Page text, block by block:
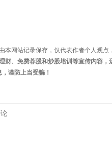
本网站记录保存，仅代表作者个人观
财、免费荐股和炒股培训等宣传内容
谨防上当受骗！